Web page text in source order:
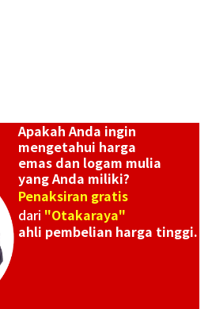
Apakah Anda ingin
mengetahui harga
emas dan logam mulia
yang Anda miliki?
Penaksiran gratis
dari "Otakaraya"
ahli pembelian harga tinggi.